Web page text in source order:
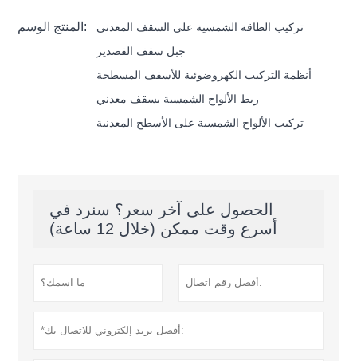
المنتج الوسم:
تركيب الطاقة الشمسية على السقف المعدني
جبل سقف القصدير
أنظمة التركيب الكهروضوئية للأسقف المسطحة
ربط الألواح الشمسية بسقف معدني
تركيب الألواح الشمسية على الأسطح المعدنية
الحصول على آخر سعر؟ سنرد في
أسرع وقت ممكن (خلال 12 ساعة)